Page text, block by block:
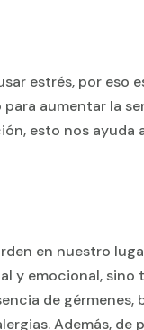
estrés, por eso
aumentar la
esto nos ayuda
en nuestro
y emocional, sino
de gérmenes,
Además,